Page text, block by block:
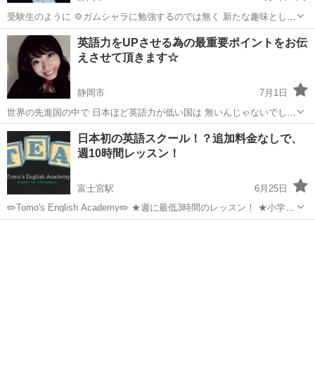
受験生のように 💢ガムシャラに勉強するのでは無く 新たな趣味として
♨️リラックスしながら楽しく🥰 マンツーマンで行う 🇺🇸英会話レッス
ンの 詳細をお伝えさせて頂きます。 弊社 EnglishマンツーマンSch...
静岡 静岡市 英会話 マンツーマン
英語力をUPさせる為の最重要ポイントをお伝
えさせて頂きます☆
静岡市
7月1日
世界の先進国の中で 日本ほど英語力が低い国は 無いんじゃないでしょ
うか💦 皆様ご存知の通り 日本人は勤勉で規律を守ることが 世界でも
評価されていますが 語学のスキルは 残念ながら凄く遅れていま
す。。。 それは 日...
静岡 静岡市 英会話 無料
日本初の英語スクール！？追加料金なしで、
週10時間レッスン！
富士宮駅
6月25日
✏️Tomo's English Academy✏️ ★週に最低3時間のレッスン！ ★小学生
で英検準2〜2級、中学生で準1級、高校卒業までに英語圏の大学で講義